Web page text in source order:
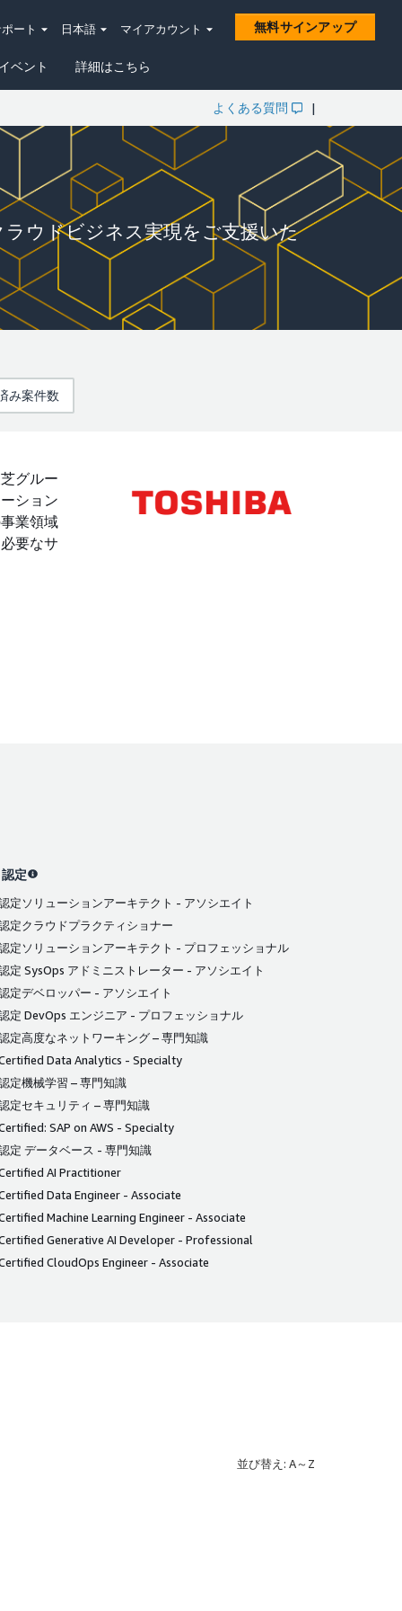
イベント 詳細はこちら
ート 日本語 マイアカウント 無料サインアップ
よくある質問 |
ウドビジネス実現をご支援いた
み案件数
グルー
ション
業領域
要なサ
定
定ソリューションアーキテクト - アソシエイト
定クラウドプラクティショナー
定ソリューションアーキテクト - プロフェッショナル
定 SysOps アドミニストレーター - アソシエイト
定デベロッパー - アソシエイト
定 DevOps エンジニア - プロフェッショナル
定高度なネットワーキング – 専門知識
Data Analytics - Specialty
定機械学習 – 専門知識
定セキュリティ – 専門知識
SAP on AWS - Specialty
定 データベース - 専門知識
AI Practitioner
Data Engineer - Associate
Machine Learning Engineer - Associate
Generative AI Developer - Professional
CloudOps Engineer - Associate
並び替え: A～Z